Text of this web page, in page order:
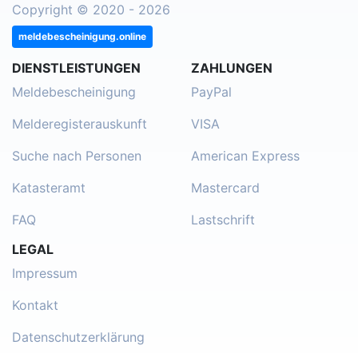
Copyright © 2020 - 2026
meldebescheinigung.online
DIENSTLEISTUNGEN
Meldebescheinigung
Melderegisterauskunft
Suche nach Personen
Katasteramt
FAQ
ZAHLUNGEN
PayPal
VISA
American Express
Mastercard
Lastschrift
LEGAL
Impressum
Kontakt
Datenschutzerklärung